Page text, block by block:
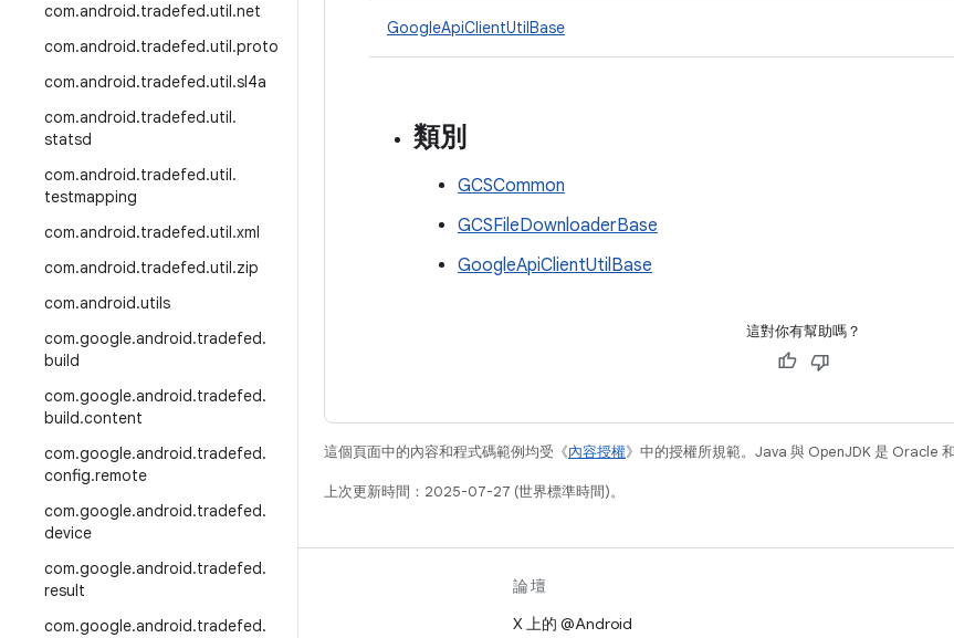
com.android.tradefed.util.net
com.android.tradefed.util.proto
com.android.tradefed.util.sl4a
com.android.tradefed.util.
statsd
com.android.tradefed.util.
testmapping
com.android.tradefed.util.xml
com.android.tradefed.util.zip
com.android.utils
com.google.android.tradefed.
build
com.google.android.tradefed.
build.content
com.google.android.tradefed.
config.remote
com.google.android.tradefed.
device
com.google.android.tradefed.
result
com.google.android.tradefed.
GoogleApiClientUtilBase
類別
GCSCommon
GCSFileDownloaderBase
GoogleApiClientUtilBase
這對你有幫助嗎？
這個頁面中的內容和程式碼範例均受《內容授權》中的授權所規範。Java 與 OpenJDK 是 Oracle
上次更新時間：2025-07-27 (世界標準時間)。
版本
Android 程式庫
論壇
X 上的 @Android